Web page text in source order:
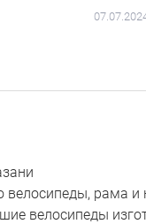
бывают
велосипеды, рама
велосипеды